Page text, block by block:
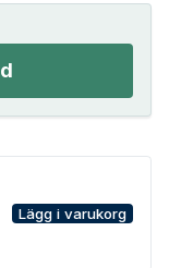
Lägg i varukorg